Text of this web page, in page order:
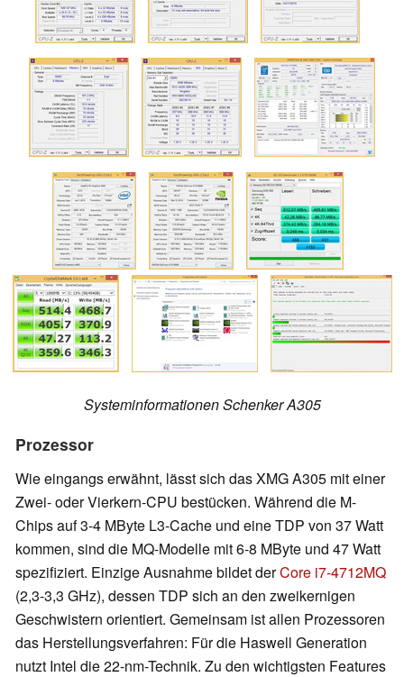
Systeminformationen Schenker A305
Prozessor
Wie eingangs erwähnt, lässt sich das XMG A305 mit einer
Zwei- oder Vierkern-CPU bestücken. Während die M-
Chips auf 3-4 MByte L3-Cache und eine TDP von 37 Watt
kommen, sind die MQ-Modelle mit 6-8 MByte und 47 Watt
spezifiziert. Einzige Ausnahme bildet derCore i7-4712MQ
(2,3-3,3 GHz), dessen TDP sich an den zweikernigen
Geschwistern orientiert. Gemeinsam ist allen Prozessoren
das Herstellungsverfahren: Für die Haswell Generation
nutzt Intel die 22-nm-Technik. Zu den wichtigsten Features